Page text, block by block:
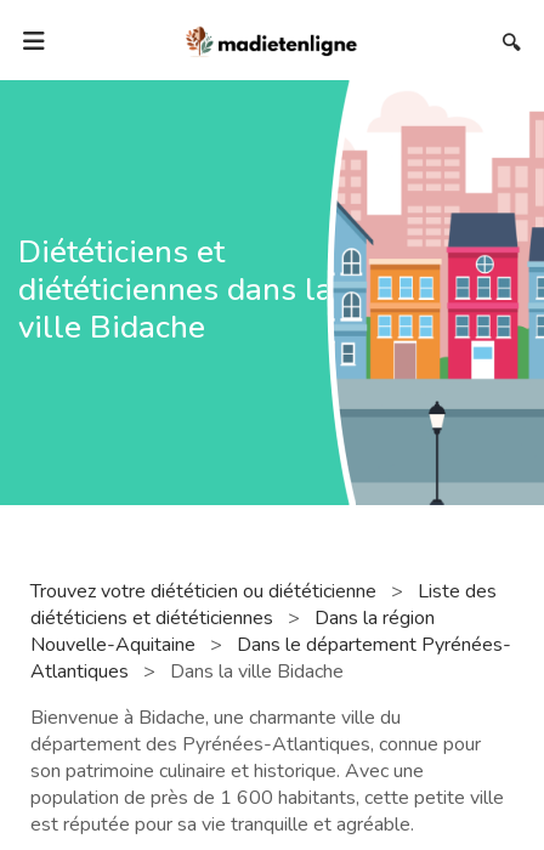
🔍
Diététiciens et
diététiciennes dans la
ville Bidache
Trouvez votre diététicien ou diététicienne >
Liste des
diététiciens et diététiciennes
>
Dans la région
Nouvelle-Aquitaine
>
Dans le département Pyrénées-
Atlantiques
>
Dans la ville Bidache
Bienvenue à Bidache, une charmante ville du
département des Pyrénées-Atlantiques, connue pour
son patrimoine culinaire et historique. Avec une
population de près de 1 600 habitants, cette petite ville
est réputée pour sa vie tranquille et agréable.